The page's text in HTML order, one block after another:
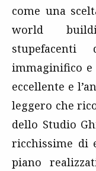
come una
world
immaginifico
eccellente e
leggero che
dello Studio
ricchissime di
piano